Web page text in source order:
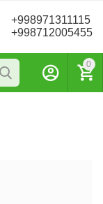
+998971311115
+998712005455
0